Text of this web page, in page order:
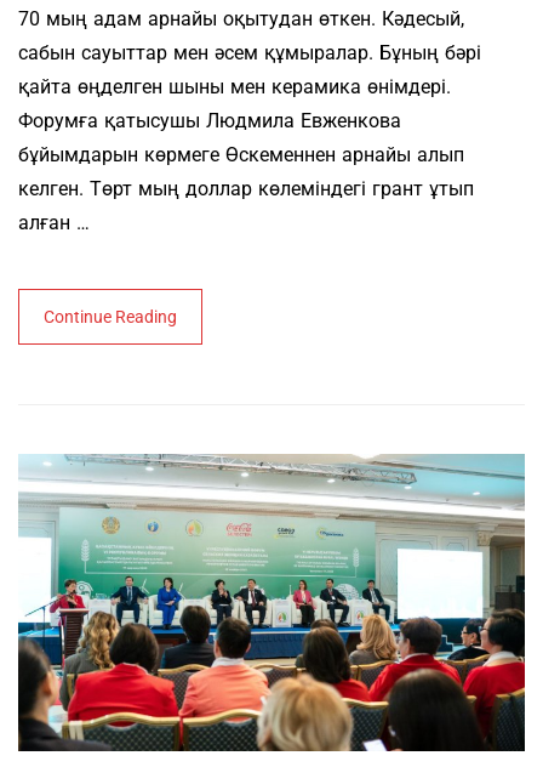
70 мың адам арнайы оқытудан өткен. Кәдесый,
сабын сауыттар мен әсем құмыралар. Бұның бәрі
қайта өңделген шыны мен керамика өнімдері.
Форумға қатысушы Людмила Евженкова
бұйымдарын көрмеге Өскеменнен арнайы алып
келген. Төрт мың доллар көлеміндегі грант ұтып
алған …
Continue Reading